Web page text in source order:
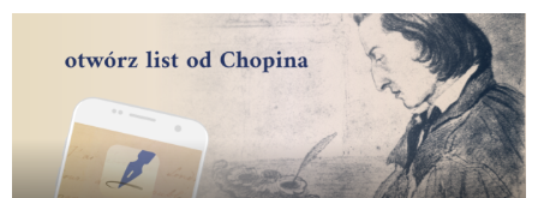
plików
dźwiękowych